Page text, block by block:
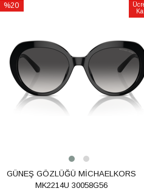
%20
GÜNEŞ GÖZLÜĞÜ MİCHAELKORS
MK2214U 30058G56